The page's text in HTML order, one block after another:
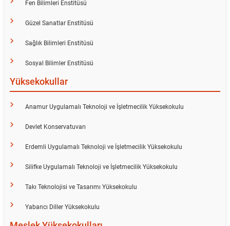
Fen Bilimleri Enstitüsü
Güzel Sanatlar Enstitüsü
Sağlık Bilimleri Enstitüsü
Sosyal Bilimler Enstitüsü
Yüksekokullar
Anamur Uygulamalı Teknoloji ve İşletmecilik Yüksekokulu
Devlet Konservatuvarı
Erdemli Uygulamalı Teknoloji ve İşletmecilik Yüksekokulu
Silifke Uygulamalı Teknoloji ve İşletmecilik Yüksekokulu
Takı Teknolojisi ve Tasarımı Yüksekokulu
Yabancı Diller Yüksekokulu
Kalibrasyon Uygulama ve Araştırma Merkezi
Nevit Kodallı Oda Müziği Uygulama ve Araştırma Merkezi
Ölçme ve Değerlendirme Uygulama ve Araştırma Merkezi